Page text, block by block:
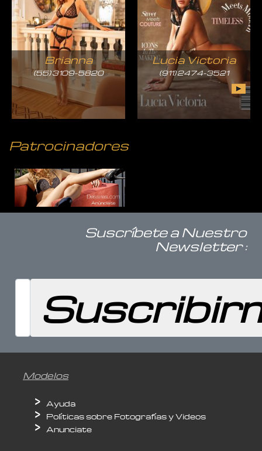
Brianna
(55) 3109-5820
Lucia Victoria
(911) 2474-3521
Patrocinadores
Suscríbete a Nuestro
Newsletter :
Modelos
Ayuda
Políticas sobre Fotografías y Videos
Anunciate